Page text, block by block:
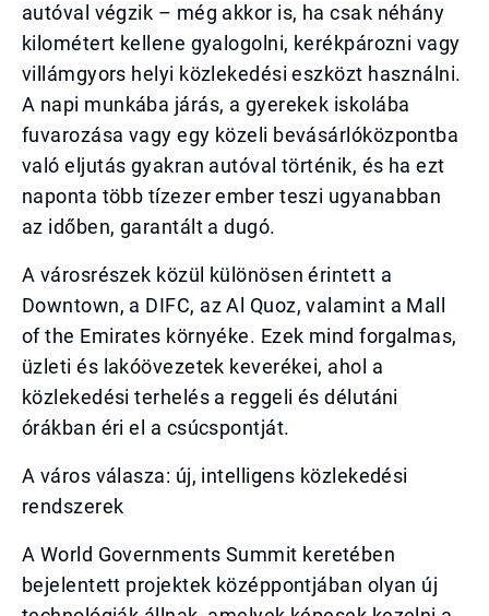
autóval végzik – még akkor is, ha csak néhány
kilométert kellene gyalogolni, kerékpározni vagy
villámgyors helyi közlekedési eszközt használni.
A napi munkába járás, a gyerekek iskolába
fuvarozása vagy egy közeli bevásárlóközpontba
való eljutás gyakran autóval történik, és ha ezt
naponta több tízezer ember teszi ugyanabban
az időben, garantált a dugó.
A városrészek közül különösen érintett a
Downtown, a DIFC, az Al Quoz, valamint a Mall
of the Emirates környéke. Ezek mind forgalmas,
üzleti és lakóövezetek keverékei, ahol a
közlekedési terhelés a reggeli és délutáni
órákban éri el a csúcspontját.
A város válasza: új, intelligens közlekedési
rendszerek
A World Governments Summit keretében
bejelentett projektek középpontjában olyan új